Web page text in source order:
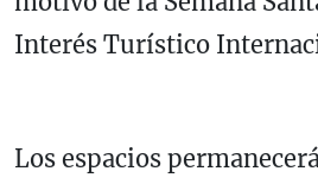
Interés Turístico
Los espacios